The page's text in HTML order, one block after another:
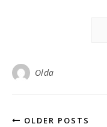
Olda
OLDER POSTS